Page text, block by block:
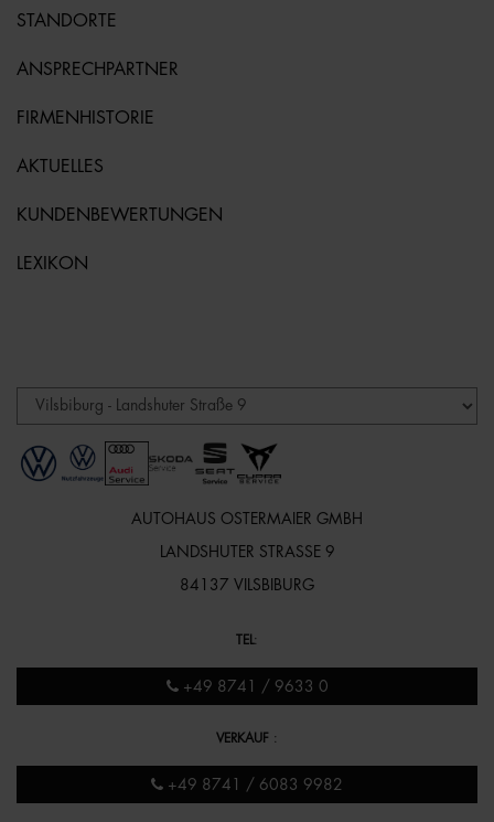
STANDORTE
ANSPRECHPARTNER
FIRMENHISTORIE
AKTUELLES
KUNDENBEWERTUNGEN
LEXIKON
AUTOHAUS OSTERMAIER GMBH
LANDSHUTER STRASSE 9
84137 VILSBIBURG
TEL :
+49 8741 / 9633 0
VERKAUF :
+49 8741 / 6083 9982